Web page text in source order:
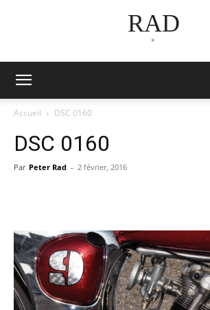
RAD
*
Accueil DSC 0160
DSC 0160
Par Peter Rad - 2 février, 2016